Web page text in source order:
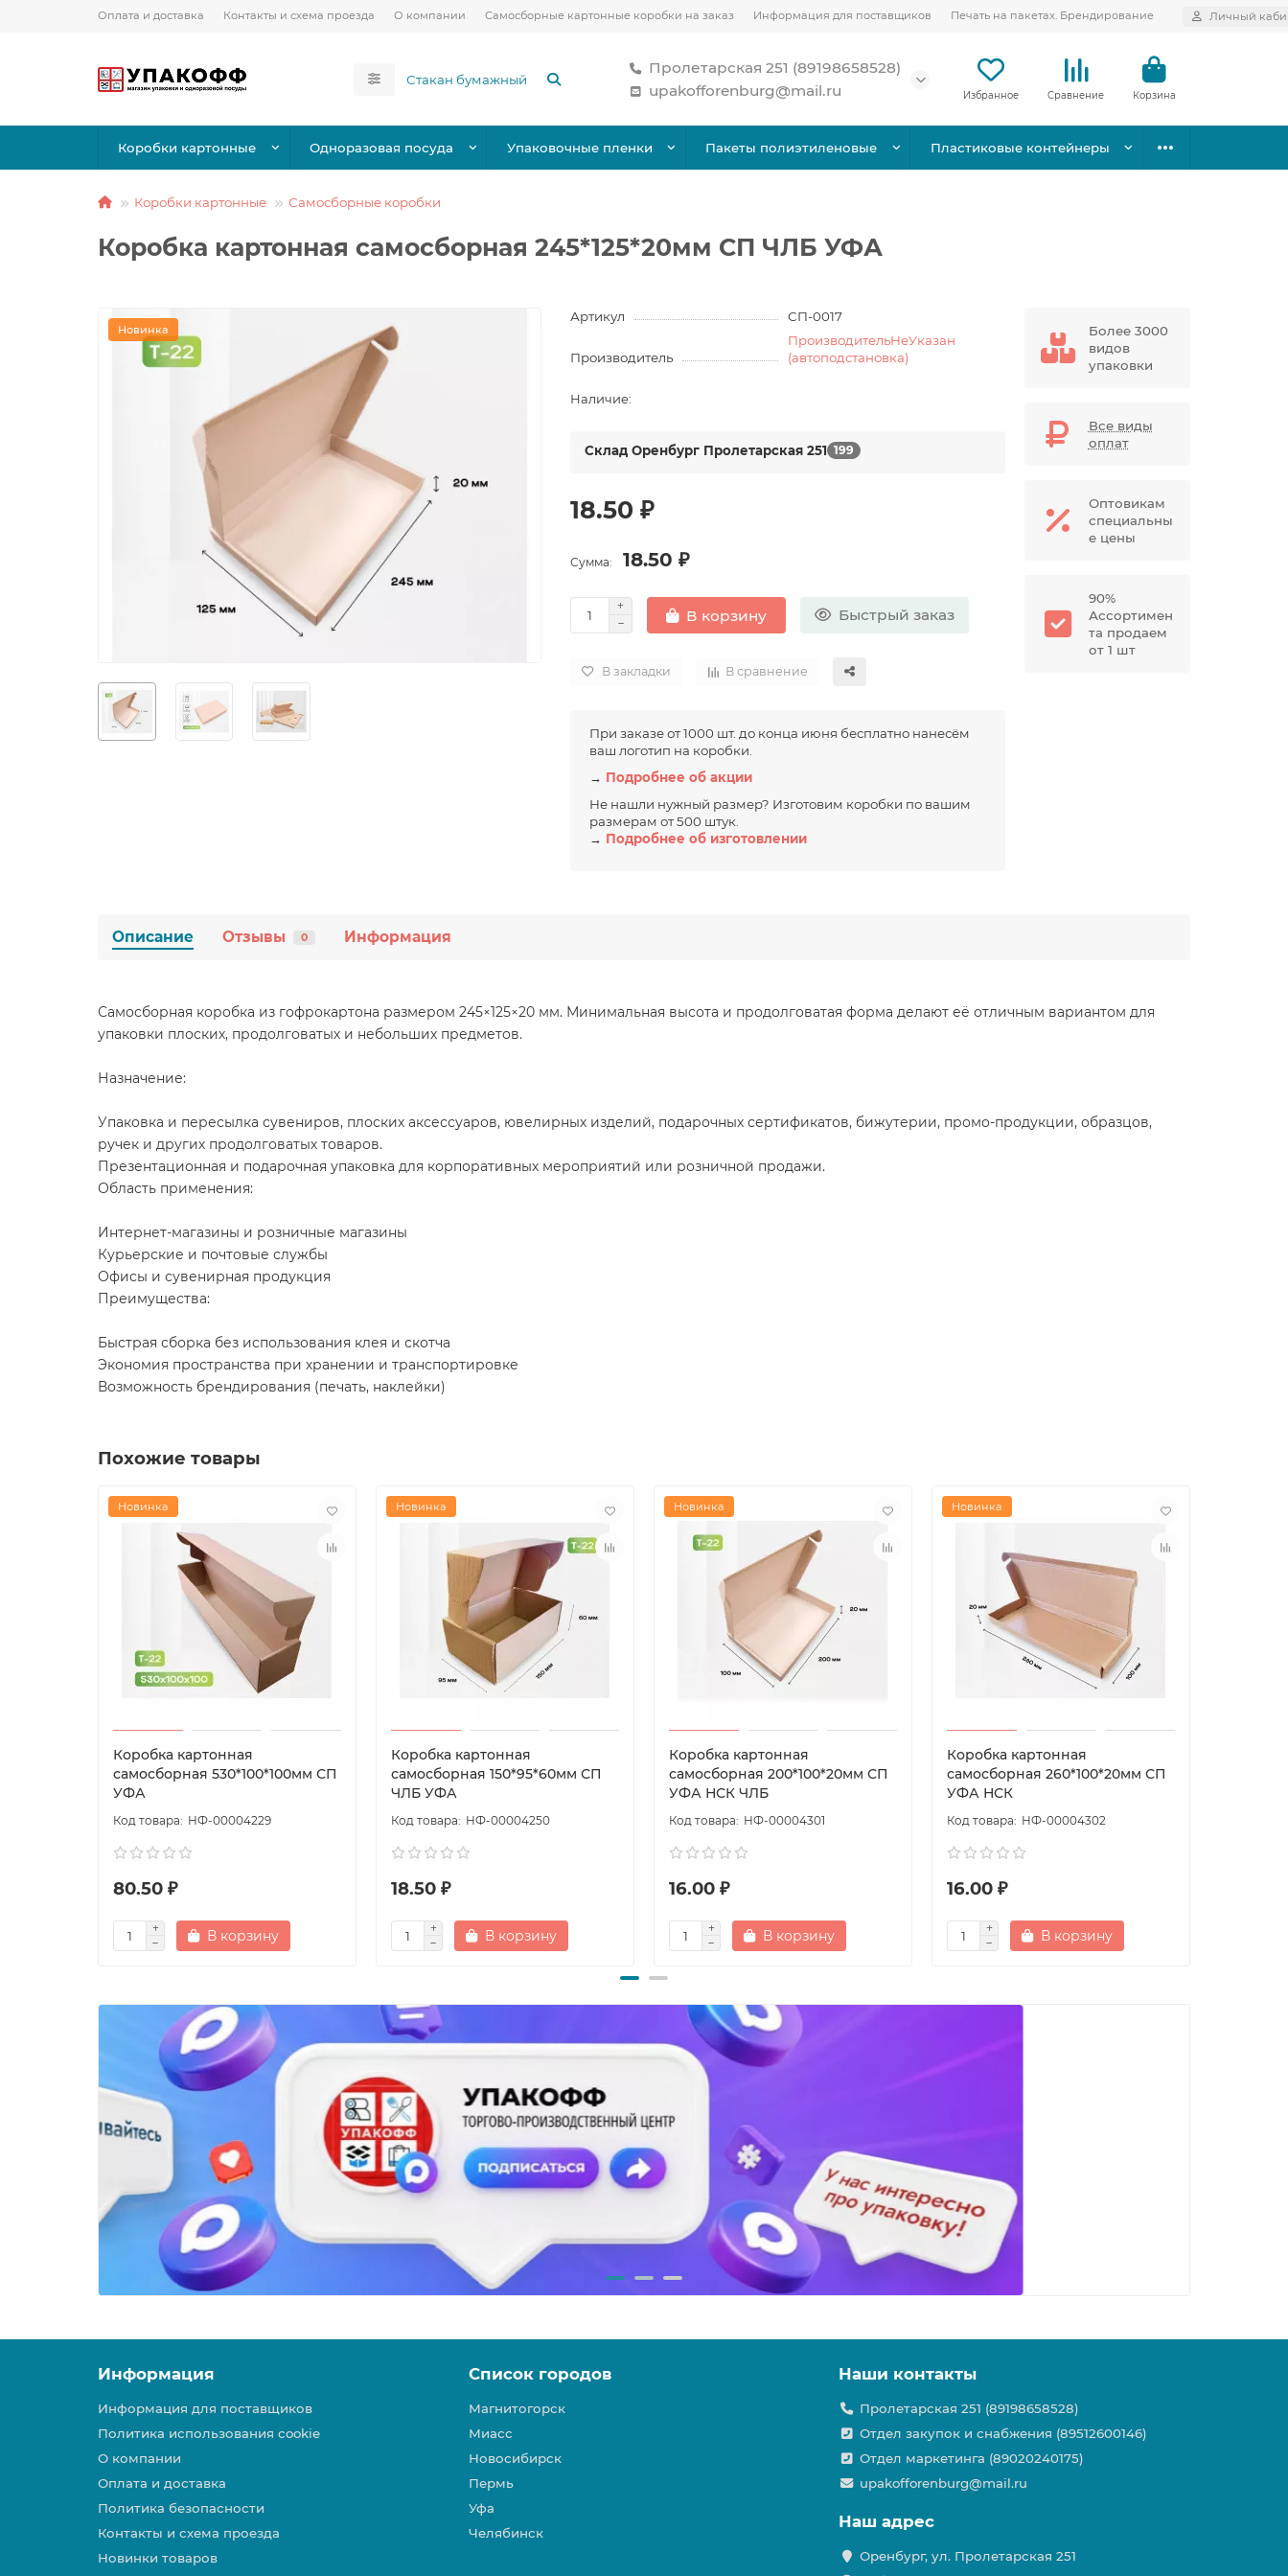
Оплата и доставка Контакты и схема проезда О компании Самосборные картонные коробки на заказ Информация для поставщиков Печать на пакетах. Брендирование Личный
Пролетарская 251 (89198658528)
upakofforenburg@mail.ru
Избранное Сравнение Корзина
Коробки картонные Одноразовая посуда Упаковочные пленки Пакеты полиэтиленовые Пластиковые контейнеры
Коробки картонные Самосборные коробки
Коробка картонная самосборная 245*125*20мм СП ЧЛБ УФА
Новинка
Артикул СП-0017
Производитель
ПроизводительНеУказан
(автоподстановка)
Наличие:
Склад Оренбург Пролетарская 251 199
18.50 ₽
Сумма: 18.50 ₽
В корзину Быстрый заказ
В закладки В сравнение
При заказе от 1000 шт. до конца июня бесплатно нанесём
ваш логотип на коробки.
→ Подробнее об акции
Не нашли нужный размер? Изготовим коробки по вашим
размерам от 500 штук.
→ Подробнее об изготовлении
Более 3000
видов
упаковки
Все виды
оплат
Оптовикам
специальны
е цены
90%
Ассортимен
та продаем
от 1 шт
Описание Отзывы 0 Информация
Самосборная коробка из гофрокартона размером 245×125×20 мм. Минимальная высота и продолговатая форма делают её отличным вариантом для
упаковки плоских, продолговатых и небольших предметов.
Назначение:
Упаковка и пересылка сувениров, плоских аксессуаров, ювелирных изделий, подарочных сертификатов, бижутерии, промо-продукции, образцов,
ручек и других продолговатых товаров.
Презентационная и подарочная упаковка для корпоративных мероприятий или розничной продажи.
Область применения:
Интернет-магазины и розничные магазины
Курьерские и почтовые службы
Офисы и сувенирная продукция
Преимущества:
Быстрая сборка без использования клея и скотча
Экономия пространства при хранении и транспортировке
Возможность брендирования (печать, наклейки)
Похожие товары
Новинка
Коробка картонная
самосборная 530*100*100мм СП
УФА
НФ-00004229
80.50 ₽
В корзину
Новинка
Коробка картонная
самосборная 150*95*60мм СП
ЧЛБ УФА
НФ-00004250
18.50 ₽
В корзину
Новинка
Коробка картонная
самосборная 200*100*20мм СП
УФА НСК ЧЛБ
НФ-00004301
16.00 ₽
В корзину
Новинка
Коробка картонная
самосборная 260*100*20мм СП
УФА НСК
НФ-00004302
16.00 ₽
В корзину
Информация
Информация для поставщиков
Политика использования cookie
О компании
Оплата и доставка
Политика безопасности
Контакты и схема проезда
Новинки товаров
Список городов
Магнитогорск
Миасс
Новосибирск
Пермь
Уфа
Челябинск
Наши контакты
Пролетарская 251 (89198658528)
Отдел закупок и снабжения (89512600146)
Отдел маркетинга (89020240175)
upakofforenburg@mail.ru
Наш адрес
Оренбург, ул. Пролетарская 251